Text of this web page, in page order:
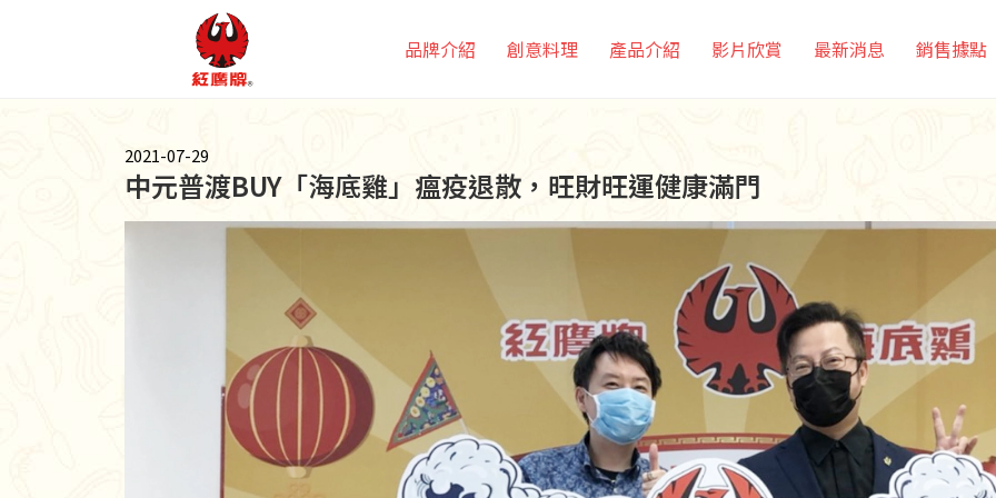
品牌介紹 創意料理 產品介紹 影片欣賞 最新消息 銷售據點
2021-07-29
中元普渡BUY「海底雞」瘟疫退散，旺財旺運健康滿門